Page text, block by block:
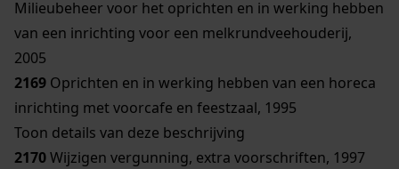
Milieubeheer voor het oprichten en in werking hebben
van een inrichting voor een melkrundveehouderij,
2005
2169 Oprichten en in werking hebben van een horeca
inrichting met voorcafe en feestzaal, 1995
Toon details van deze beschrijving
2170Wijzigen vergunning, extra voorschriften, 1997